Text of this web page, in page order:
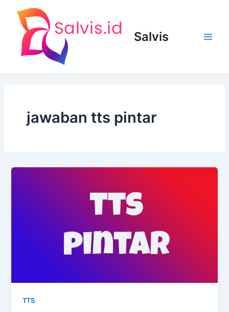
konten
Salvis
jawaban tts pintar
TTS